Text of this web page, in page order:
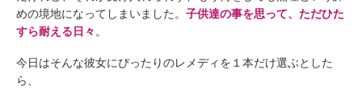
めの境地になってしまいました。 子供達の事を思って、ただひた
すら耐える日々 。
今日はそんな彼女にぴったりのレメディを１本だけ選ぶとした
ら、